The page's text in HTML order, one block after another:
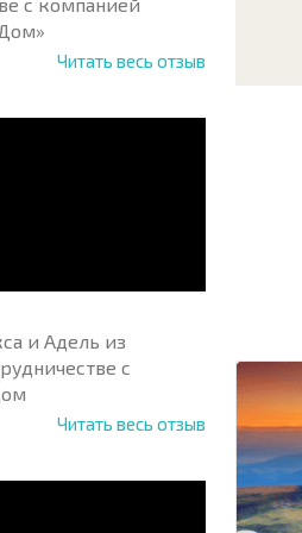
Читать весь отзыв
и Адель из
с
Читать весь отзыв
States
+1
* Поля